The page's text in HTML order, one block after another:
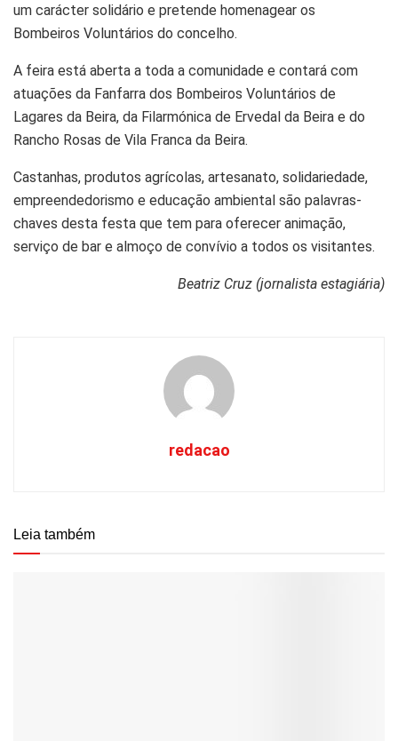
um carácter solidário e pretende homenagear os
Bombeiros Voluntários do concelho.
A feira está aberta a toda a comunidade e contará com
atuações da Fanfarra dos Bombeiros Voluntários de
Lagares da Beira, da Filarmónica de Ervedal da Beira e do
Rancho Rosas de Vila Franca da Beira.
Castanhas, produtos agrícolas, artesanato, solidariedade,
empreendedorismo e educação ambiental são palavras-
chaves desta festa que tem para oferecer animação,
serviço de bar e almoço de convívio a todos os visitantes.
Beatriz Cruz (jornalista estagiária)
redacao
Leia também